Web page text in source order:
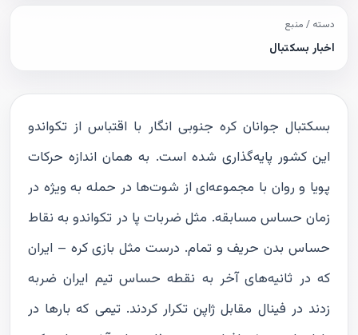
دسته / منبع
اخبار بسکتبال
بسکتبال جوانان کره جنوبی انگار با اقتباس از تکواندو
این کشور پایه‌گذاری شده است. به همان اندازه حرکات
پویا و روان با مجموعه‌ای از شوت‌ها در حمله به ویژه در
زمان حساس مسابقه. مثل ضربات پا در تکواندو به نقاط
حساس بدن حریف و تمام. درست مثل بازی کره – ایران
که در ثانیه‌های آخر به نقطه حساس تیم ایران ضربه
زدند در فینال مقابل ژاپن تکرار کردند. تیمی که بارها در